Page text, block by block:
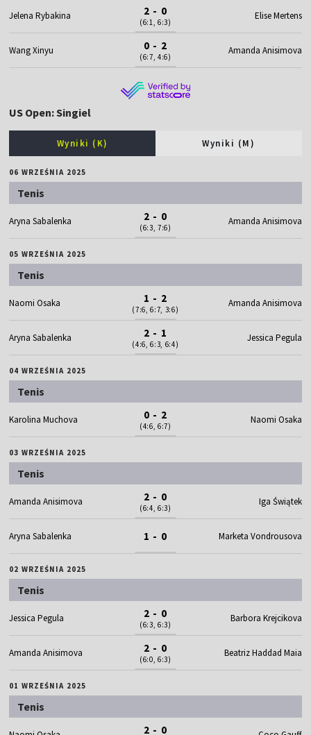
Jelena Rybakina 2 - 0
(6:1, 6:3)
Elise Mertens
Wang Xinyu 0 - 2
(6:7, 4:6)
Amanda Anisimova
US Open: Singiel
Wyniki (K) Wyniki (M)
06 WRZEŚNIA 2025
Tenis
Aryna Sabalenka 2 - 0
(6:3, 7:6)
Amanda Anisimova
05 WRZEŚNIA 2025
Tenis
Naomi Osaka 1 - 2
(7:6, 6:7, 3:6)
Amanda Anisimova
Aryna Sabalenka 2 - 1
(4:6, 6:3, 6:4)
Jessica Pegula
04 WRZEŚNIA 2025
Tenis
Karolina Muchova 0 - 2
(4:6, 6:7)
Naomi Osaka
03 WRZEŚNIA 2025
Tenis
Amanda Anisimova 2 - 0
(6:4, 6:3)
Iga Świątek
Aryna Sabalenka 1 - 0 Marketa Vondrousova
02 WRZEŚNIA 2025
Tenis
Jessica Pegula 2 - 0
(6:3, 6:3)
Barbora Krejcikova
Amanda Anisimova 2 - 0
(6:0, 6:3)
Beatriz Haddad Maia
01 WRZEŚNIA 2025
Tenis
2 - 0